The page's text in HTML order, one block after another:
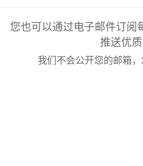
2、今年前7月我国货物贸易进
增长17.3%，延续良好的增长态
您也可以通过电子邮件订阅
推送优
我们不会公开您的邮箱